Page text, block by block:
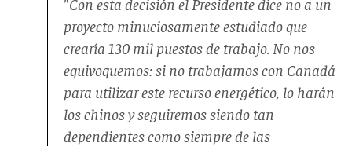
proyecto minuciosamente estudiado que
crearía 130 mil puestos de trabajo. No nos
equivoquemos: si no trabajamos con Canadá
para utilizar este recurso energético, lo harán
los chinos y seguiremos siendo tan
dependientes como siempre de las